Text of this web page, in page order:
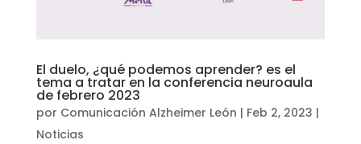
El duelo, ¿qué podemos aprender? es el
tema a tratar en la conferencia neuroaula
de febrero 2023
por Comunicación Alzheimer León | Feb 2, 2023 |
Noticias